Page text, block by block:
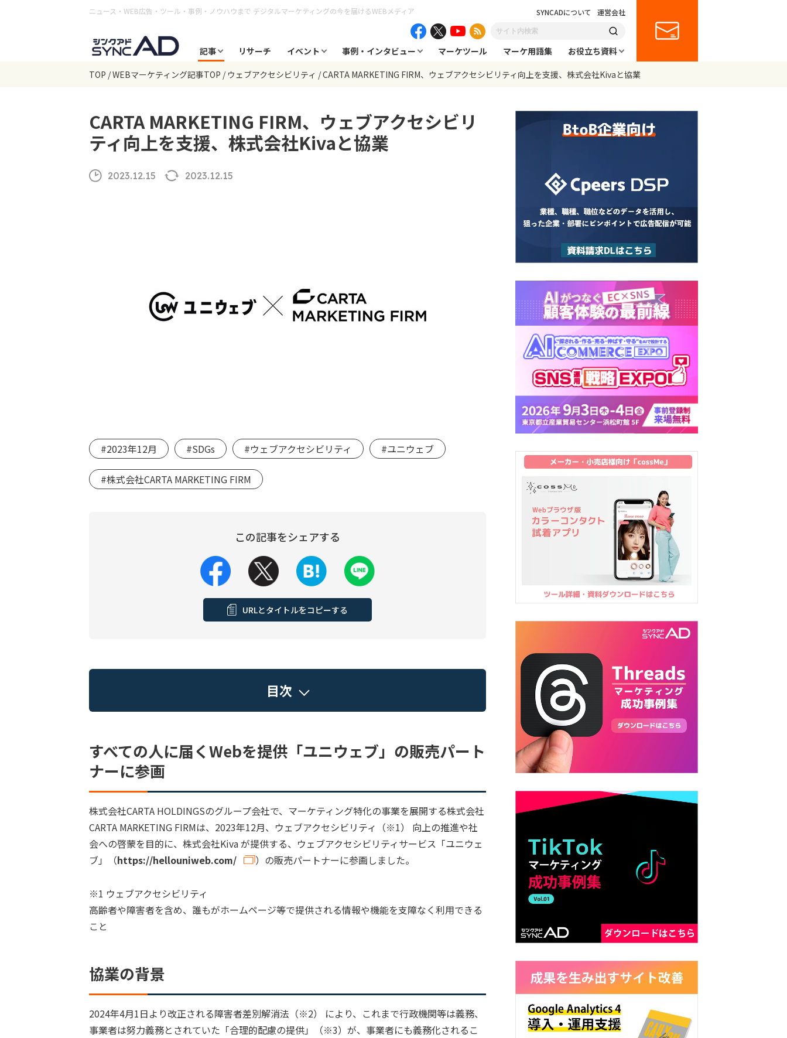
ニュース・WEB広告・ツール・事例・ノウハウまで デジタルマーケティングの今を届けるWEBメディア SYNCADについて 運営会社
記事 リサーチ イベント 事例・インタビュー マーケツール マーケ用語集
お役立ち資料
TOP WEBマーケティング記事TOP ウェブアクセシビリティ CARTA MARKETING FIRM、ウェブアクセシビリティ向上を支援、株式会社Kivaと協業
CARTA MARKETING FIRM、ウェブアクセシビリ
ティ向上を支援、株式会社Kivaと協業
2023.12.15 2023.12.15
#2023年12月 #SDGs #ウェブアクセシビリティ #ユニウェブ
#株式会社CARTA MARKETING FIRM
この記事をシェアする
URLとタイトルをコピーする
目次
すべての人に届くWebを提供「ユニウェブ」の販売パート
ナーに参画
株式会社CARTA HOLDINGSのグループ会社で、マーケティング特化の事業を展開する株式会社
CARTA MARKETING FIRMは、2023年12月、ウェブアクセシビリティ（※1） 向上の推進や社
会への啓蒙を目的に、株式会社Kiva が提供する、ウェブアクセシビリティサービス「ユニウェ
ブ」（https://hellouniweb.com/ ）の販売パートナーに参画しました。
※1 ウェブアクセシビリティ
高齢者や障害者を含め、誰もがホームページ等で提供される情報や機能を支障なく利用できる
こと
協業の背景
2024年4月1日より改正される障害者差別解消法（※2） により、これまで行政機関等は義務、
事業者は努力義務とされていた「合理的配慮の提供」（※3）が、事業者にも義務化されるこ